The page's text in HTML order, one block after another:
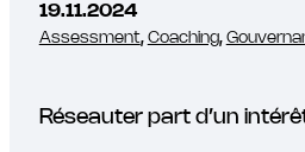
19.11.2024
Assessment, Coaching,
Réseauter part d’un